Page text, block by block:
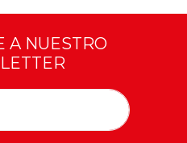
A NUESTRO